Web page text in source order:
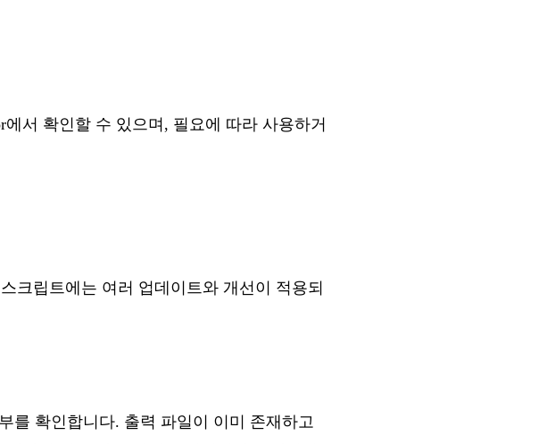
에서 확인할 수 있으며, 필요에 따라 사용하거
크립트에는 여러 업데이트와 개선이 적용되
를 확인합니다. 출력 파일이 이미 존재하고